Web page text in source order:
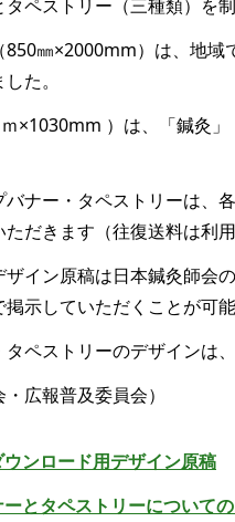
ペストリー（三種類）を制
850㎜×2000mm）は、地
た。
×1030mm ）は、「鍼灸
バナー・タペストリーは、
だきます（往復送料は利
イン原稿は日本鍼灸師会
示していただくことが可能
ペストリーのデザインは
広報普及委員会）
ンロード用デザイン原稿
とタペストリーについて